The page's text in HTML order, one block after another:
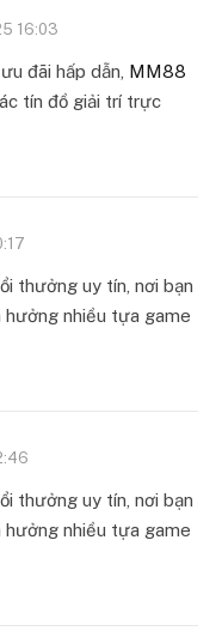
16:03
đãi hấp dẫn, MM88
tín đồ giải trí trực
thưởng uy tín, nơi bạn
nhiều tựa game
thưởng uy tín, nơi bạn
nhiều tựa game